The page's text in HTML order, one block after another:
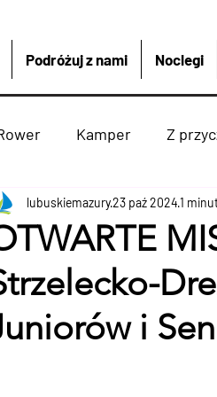
Podróżuj z nami Noclegi
Kamper Z
z LubuskieMazury
Drezdenko
nami żaglówką
i
lubuskiemazury23 paź 20241